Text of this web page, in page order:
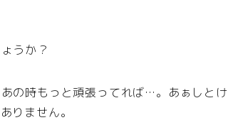
うか？
の時もっと頑張ってれば…。あぁしとけ
りません。